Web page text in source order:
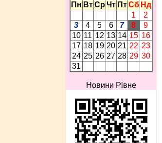
Пн Вт Ср Чт Пт Сб Нд
1
2
3
4 5 6 7 8
9
10 11 12 13 14 15 16
17 18 19 20 21 22 23
24 25 26 27 28 29 30
31
Новини Рівне